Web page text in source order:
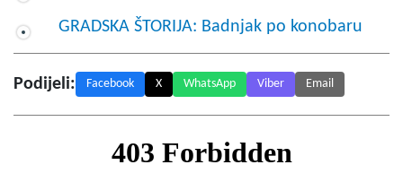
GRADSKA ŠTORIJA: Badnjak po konobaru
Podijeli: Facebook X WhatsApp Viber Email